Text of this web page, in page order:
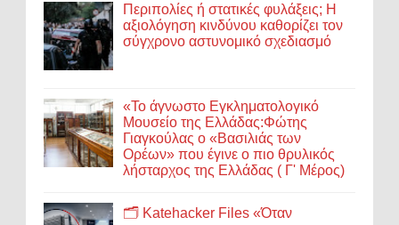
Περιπολίες ή στατικές φυλάξεις; Η
αξιολόγηση κινδύνου καθορίζει τον
σύγχρονο αστυνομικό σχεδιασμό
«Το άγνωστο Εγκληματολογικό
Μουσείο της Ελλάδας:Φώτης
Γιαγκούλας ο «Βασιλιάς των
Ορέων» που έγινε ο πιο θρυλικός
λήσταρχος της Ελλάδας ( Γ' Μέρος)
🗂️ Katehacker Files «Όταν